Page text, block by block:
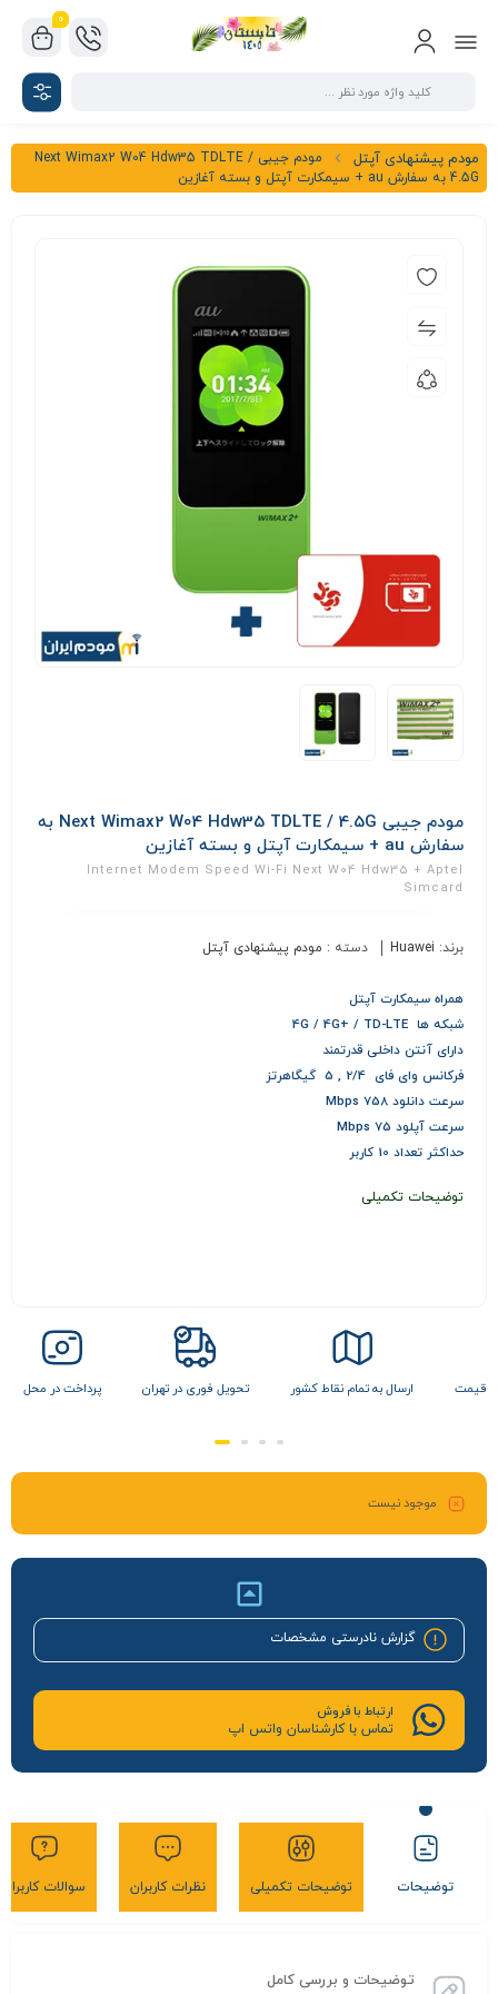
0
مودم پیشنهادی آپتل
مودم جیبی Next Wimax2 W04 Hdw35 TDLTE /
4.5G به سفارش au + سیمکارت آپتل و بسته آغازین
مودم جیبی Next Wimax2 W04 Hdw35 TDLTE / 4.5G به
سفارش au + سیمکارت آپتل و بسته آغازین
Internet Modem Speed Wi-Fi Next W04 Hdw35 + Aptel
Simcard
برند: Huawei دسته : مودم پیشنهادی آپتل
همراه سیمکارت آپتل
شبکه ها 4G / 4G+ / TD-LTE
دارای آنتن داخلی قدرتمند
فرکانس وای فای 2/4 , 5 گیگاهرتز
سرعت دانلود 758 Mbps
سرعت آپلود 75 Mbps
حداکثر تعداد 10 کاربر
توضیحات تکمیلی
قیمت ارسال به تمام نقاط کشور تحویل فوری در تهران پرداخت در محل
موجود نیست
گزارش نادرستی مشخصات
ارتباط با فروش
تماس با کارشناسان واتس اپ
توضیحات توضیحات تکمیلی نظرات کاربران سوالات کاربران
توضیحات و بررسی کامل